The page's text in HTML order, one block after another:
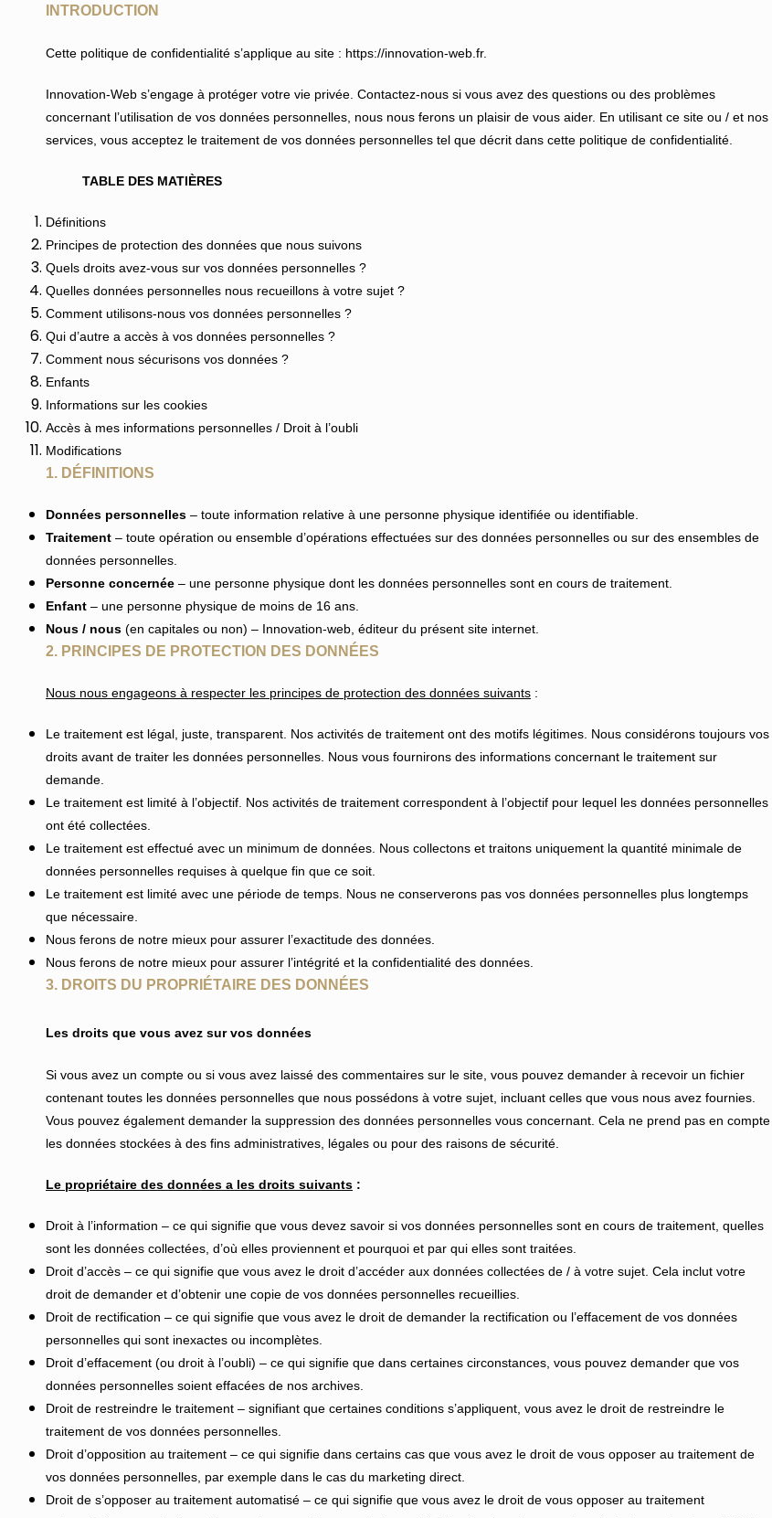
INTRODUCTION
Cette politique de confidentialité s’applique au site : https://innovation-web.fr.
Innovation-Web s’engage à protéger votre vie privée. Contactez-nous si vous avez des questions ou des problèmes
concernant l’utilisation de vos données personnelles, nous nous ferons un plaisir de vous aider. En utilisant ce site ou / et nos
services, vous acceptez le traitement de vos données personnelles tel que décrit dans cette politique de confidentialité.
TABLE DES MATIÈRES
Définitions
Principes de protection des données que nous suivons
Quels droits avez-vous sur vos données personnelles ?
Quelles données personnelles nous recueillons à votre sujet ?
Comment utilisons-nous vos données personnelles ?
Qui d’autre a accès à vos données personnelles ?
Comment nous sécurisons vos données ?
Enfants
Informations sur les cookies
Accès à mes informations personnelles / Droit à l’oubli
Modifications
1. DÉFINITIONS
Données personnelles – toute information relative à une personne physique identifiée ou identifiable.
Traitement – toute opération ou ensemble d’opérations effectuées sur des données personnelles ou sur des ensembles de
données personnelles.
Personne concernée – une personne physique dont les données personnelles sont en cours de traitement.
Enfant – une personne physique de moins de 16 ans.
Nous / nous (en capitales ou non) – Innovation-web, éditeur du présent site internet.
2. PRINCIPES DE PROTECTION DES DONNÉES
Nous nous engageons à respecter les principes de protection des données suivants :
Le traitement est légal, juste, transparent. Nos activités de traitement ont des motifs légitimes. Nous considérons toujours vos
droits avant de traiter les données personnelles. Nous vous fournirons des informations concernant le traitement sur
demande.
Le traitement est limité à l’objectif. Nos activités de traitement correspondent à l’objectif pour lequel les données personnelles
ont été collectées.
Le traitement est effectué avec un minimum de données. Nous collectons et traitons uniquement la quantité minimale de
données personnelles requises à quelque fin que ce soit.
Le traitement est limité avec une période de temps. Nous ne conserverons pas vos données personnelles plus longtemps
que nécessaire.
Nous ferons de notre mieux pour assurer l’exactitude des données.
Nous ferons de notre mieux pour assurer l’intégrité et la confidentialité des données.
3. DROITS DU PROPRIÉTAIRE DES DONNÉES
Les droits que vous avez sur vos données
Si vous avez un compte ou si vous avez laissé des commentaires sur le site, vous pouvez demander à recevoir un fichier
contenant toutes les données personnelles que nous possédons à votre sujet, incluant celles que vous nous avez fournies.
Vous pouvez également demander la suppression des données personnelles vous concernant. Cela ne prend pas en compte
les données stockées à des fins administratives, légales ou pour des raisons de sécurité.
Le propriétaire des données a les droits suivants :
Droit à l’information – ce qui signifie que vous devez savoir si vos données personnelles sont en cours de traitement, quelles
sont les données collectées, d’où elles proviennent et pourquoi et par qui elles sont traitées.
Droit d’accès – ce qui signifie que vous avez le droit d’accéder aux données collectées de / à votre sujet. Cela inclut votre
droit de demander et d’obtenir une copie de vos données personnelles recueillies.
Droit de rectification – ce qui signifie que vous avez le droit de demander la rectification ou l’effacement de vos données
personnelles qui sont inexactes ou incomplètes.
Droit d’effacement (ou droit à l’oubli) – ce qui signifie que dans certaines circonstances, vous pouvez demander que vos
données personnelles soient effacées de nos archives.
Droit de restreindre le traitement – signifiant que certaines conditions s’appliquent, vous avez le droit de restreindre le
traitement de vos données personnelles.
Droit d’opposition au traitement – ce qui signifie dans certains cas que vous avez le droit de vous opposer au traitement de
vos données personnelles, par exemple dans le cas du marketing direct.
Droit de s’opposer au traitement automatisé – ce qui signifie que vous avez le droit de vous opposer au traitement